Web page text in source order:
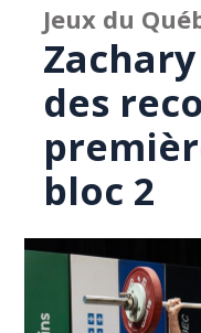
Jeux du
des
bloc 2